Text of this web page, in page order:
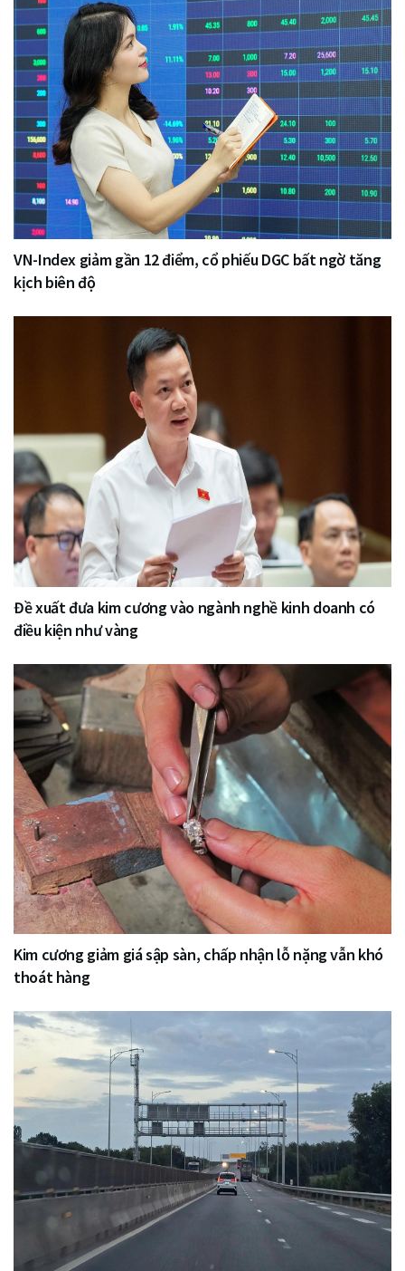
VN-Index giảm gần 12 điểm, cổ phiếu DGC bất ngờ tăng
kịch biên độ
Đề xuất đưa kim cương vào ngành nghề kinh doanh có
điều kiện như vàng
Kim cương giảm giá sập sàn, chấp nhận lỗ nặng vẫn khó
thoát hàng